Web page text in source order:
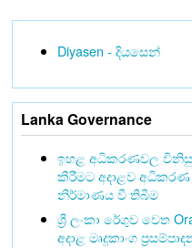
Diyasen - දියසෙන්
Lanka Governance
ඉහළ අධිකරණවල
කිරීමට අදාළව
නිර්මාණය වී තිබීම
ශ්‍රී ලංකා රේගුව වෙත
අදාළ මෘදුකාංග